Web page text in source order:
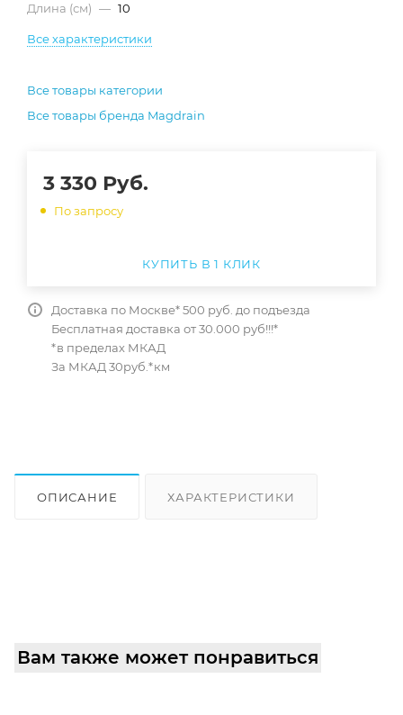
Длина (см) — 10
Все характеристики
Все товары категории
Все товары бренда Magdrain
3 330 Руб.
По запросу
КУПИТЬ В 1 КЛИК
Доставка по Москве* 500 руб. до подъезда
Бесплатная доставка от 30.000 руб!!!*
*в пределах МКАД
За МКАД 30руб.*км
ОПИСАНИЕ ХАРАКТЕРИСТИКИ
Вам также может понравиться